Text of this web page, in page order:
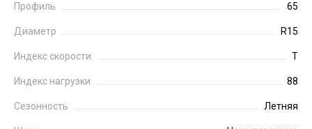
Профиль 65
Диаметр R15
Индекс скорости T
Индекс нагрузки 88
Сезонность Летняя